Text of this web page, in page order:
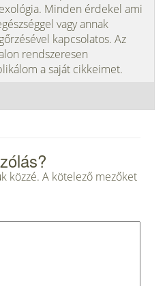
Minden érdekel ami
vagy annak
kapcsolatos. Az
rendszeresen
a saját cikkeimet.
közzé. A kötelező mezőket